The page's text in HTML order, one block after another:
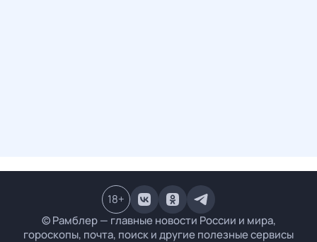
© Рамблер — главные новости России и мира,
гороскопы, почта, поиск и другие полезные сервисы
18+